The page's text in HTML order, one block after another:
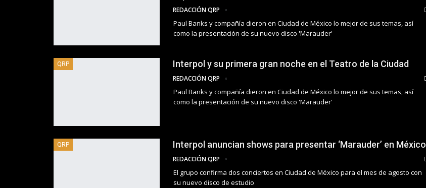
REDACCIÓN QRP
Paul Banks y compañía dieron en Ciudad de México lo mejor de sus temas, así
como la presentación de su nuevo disco 'Marauder'
QRP Interpol y su primera gran noche en el Teatro de la Ciudad
REDACCIÓN QRP
Paul Banks y compañía dieron en Ciudad de México lo mejor de sus temas, así
como la presentación de su nuevo disco 'Marauder'
QRP Interpol anuncian shows para presentar ‘Marauder’ en México
REDACCIÓN QRP
El grupo confirma dos conciertos en Ciudad de México para el mes de agosto con
su nuevo disco de estudio